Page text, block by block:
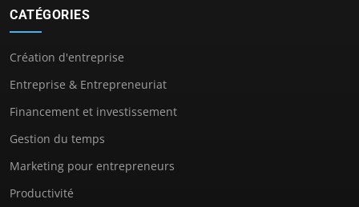
CATÉGORIES
Création d'entreprise
Entreprise & Entrepreneuriat
Financement et investissement
Gestion du temps
Marketing pour entrepreneurs
Productivité